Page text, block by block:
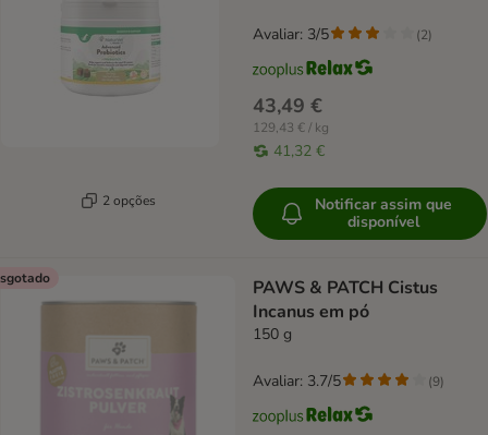
2 opções
43,49 €
129,43 € / kg
41,32 €
Avaliar: 3/5 (2)
Notificar assim que
disponível
PAWS & PATCH Cistus
Incanus em pó
150 g
Avaliar: 3.7/5 (9)